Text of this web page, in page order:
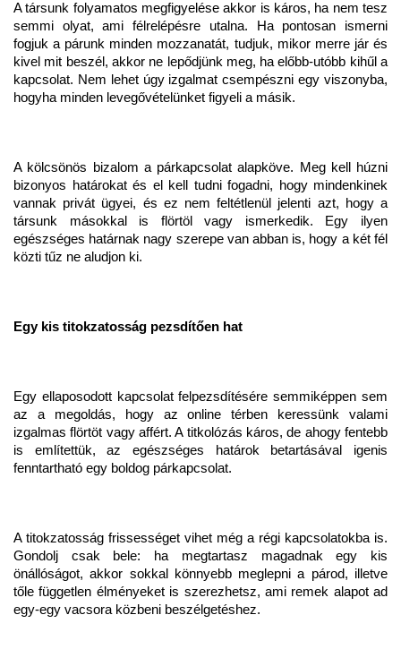
A társunk folyamatos megfigyelése akkor is káros, ha nem tesz
semmi olyat, ami félrelépésre utalna. Ha pontosan ismerni
fogjuk a párunk minden mozzanatát, tudjuk, mikor merre jár és
kivel mit beszél, akkor ne lepődjünk meg, ha előbb-utóbb kihűl a
kapcsolat. Nem lehet úgy izgalmat csempészni egy viszonyba,
hogyha minden levegővételünket figyeli a másik.
A kölcsönös bizalom a párkapcsolat alapköve. Meg kell húzni
bizonyos határokat és el kell tudni fogadni, hogy mindenkinek
vannak privát ügyei, és ez nem feltétlenül jelenti azt, hogy a
társunk másokkal is flörtöl vagy ismerkedik. Egy ilyen
egészséges határnak nagy szerepe van abban is, hogy a két fél
közti tűz ne aludjon ki.
Egy kis titokzatosság pezsdítően hat
Egy ellaposodott kapcsolat felpezsdítésére semmiképpen sem
az a megoldás, hogy az online térben keressünk valami
izgalmas flörtöt vagy affért. A titkolózás káros, de ahogy fentebb
is említettük, az egészséges határok betartásával igenis
fenntartható egy boldog párkapcsolat.
A titokzatosság frissességet vihet még a régi kapcsolatokba is.
Gondolj csak bele: ha megtartasz magadnak egy kis
önállóságot, akkor sokkal könnyebb meglepni a párod, illetve
tőle független élményeket is szerezhetsz, ami remek alapot ad
egy-egy vacsora közbeni beszélgetéshez.